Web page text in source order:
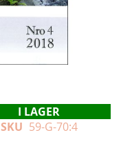
I LAGER
SKU 59-G-70:4